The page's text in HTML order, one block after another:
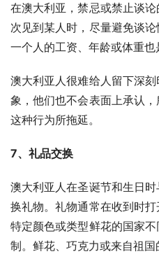
在澳大利亚，禁忌或禁止谈
次见到某人时，尽量避免谈
一个人的工资、年龄或体重也
澳大利亚人很难给人留下深
象，他们也不会表面上承认
这种行为所拖延。
7、礼品交换
澳大利亚人在圣诞节和生日
换礼物。礼物通常在收到时
特定颜色或类型鲜花的国家
制。鲜花、巧克力或来自祖国